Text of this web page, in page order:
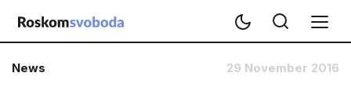
News 29 November 2016